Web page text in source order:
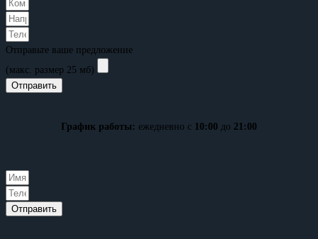
Отправьте ваше предложение
(макс. размер 25 мб)
Отправить
График работы: ежедневно с 10:00 до 21:00
Отправить